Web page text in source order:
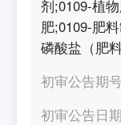
剂;0109-植
肥;0109-肥
磷酸盐（肥料
初审公告期
初审公告日期